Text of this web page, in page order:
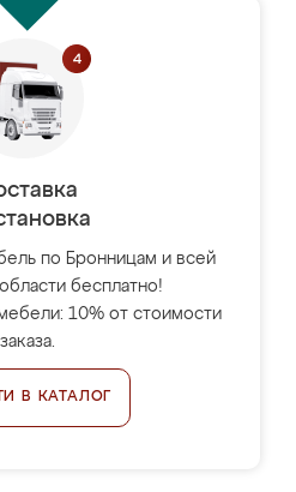
по Бронницам и всей
бесплатно!
10% от стоимости
заказа.
В КАТАЛОГ